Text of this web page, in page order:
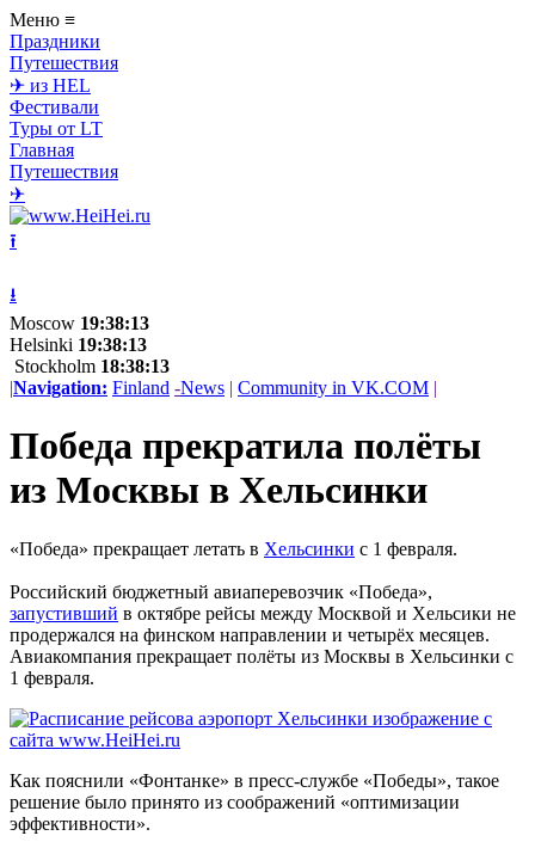
Меню ≡
Праздники
Путешествия
✈ из HEL
Фестивали
Туры от LT
Главная
Путешествия
✈
⭱
⭳
Moscow 19:38:13
Helsinki 19:38:13
Stockholm 18:38:13
|Navigation: Finland -News | Community in VK.COM |
Победа прекратила полёты
из Москвы в Хельсинки
«Победа» прекращает летать в Хельсинки с 1 февраля.
Российский бюджетный авиаперевозчик «Победа»,
запустивший в октябре рейсы между Москвой и Хельсики не
продержался на финском направлении и четырёх месяцев.
Авиакомпания прекращает полёты из Москвы в Хельсинки с
1 февраля.
Как пояснили «Фонтанке» в пресс-службе «Победы», такое
решение было принято из соображений «оптимизации
эффективности».